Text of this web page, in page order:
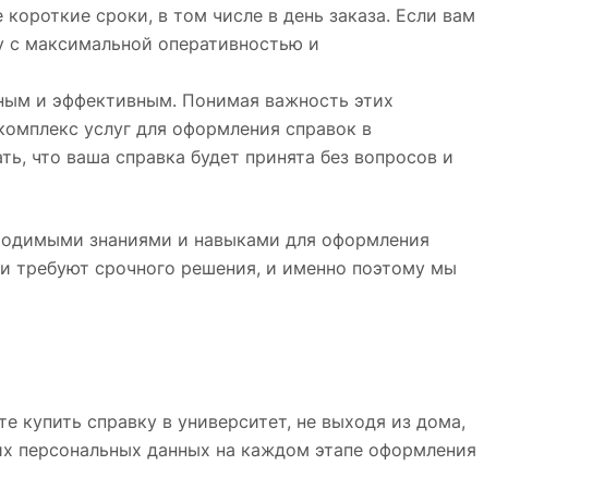
сроки, в том числе в день заказа. Если вам
с максимальной оперативностью и
и эффективным. Понимая важность этих
услуг для оформления справок в
что ваша справка будет принята без вопросов и
знаниями и навыками для оформления
требуют срочного решения, и именно поэтому мы
справку в университет, не выходя из дома,
персональных данных на каждом этапе оформления